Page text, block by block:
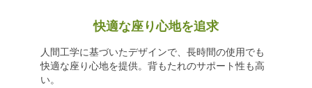
快適な座り心地を追求
人間工学に基づいたデザインで、長時間の使用でも
快適な座り心地を提供。背もたれのサポート性も高
い。